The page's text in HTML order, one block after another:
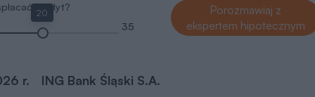
kredyt?
20
35
Porozmawiaj z
ekspertem hipotecznym
r. ING Bank Śląski S.A.